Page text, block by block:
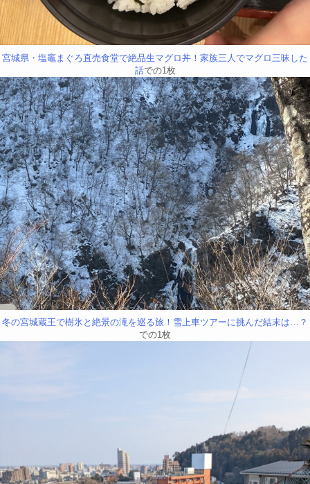
宮城県・塩竈まぐろ直売食堂で絶品生マグロ丼！家族三人でマグロ三昧した
話での1枚
冬の宮城蔵王で樹氷と絶景の滝を巡る旅！雪上車ツアーに挑んだ結末は…？
での1枚